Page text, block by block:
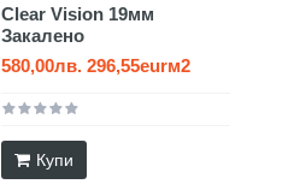
Clear Vision 19мм
Закалено
580,00лв. 296,55eurм2
Купи